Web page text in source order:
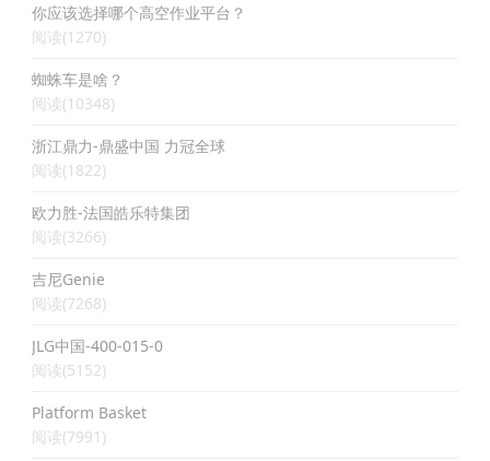
你应该选择哪个高空作业平台？
阅读(1270)
蜘蛛车是啥？
阅读(10348)
浙江鼎力-鼎盛中国 力冠全球
阅读(1822)
欧力胜-法国皓乐特集团
阅读(3266)
吉尼Genie
阅读(7268)
JLG中国-400-015-0
阅读(5152)
Platform Basket
阅读(7991)